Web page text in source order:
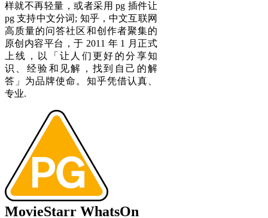
样就不再轻量，或者采用 pg 插件让
pg 支持中文分词; 知乎，中文互联网
高质量的问答社区和创作者聚集的
原创内容平台，于 2011 年 1 月正式
上线，以「让人们更好的分享知
识、经验和见解，找到自己的解
答」为品牌使命。知乎凭借认真、
专业.
MovieStarr WhatsOn